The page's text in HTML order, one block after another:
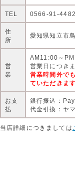
TEL 0566-91-4482
住
所
愛知県知立市
営
業
AM11:00～
営業日につき
営業時間外で
ていただきます
お支
払
銀行振込：
代金引換：ヤ
当店詳細につきましては